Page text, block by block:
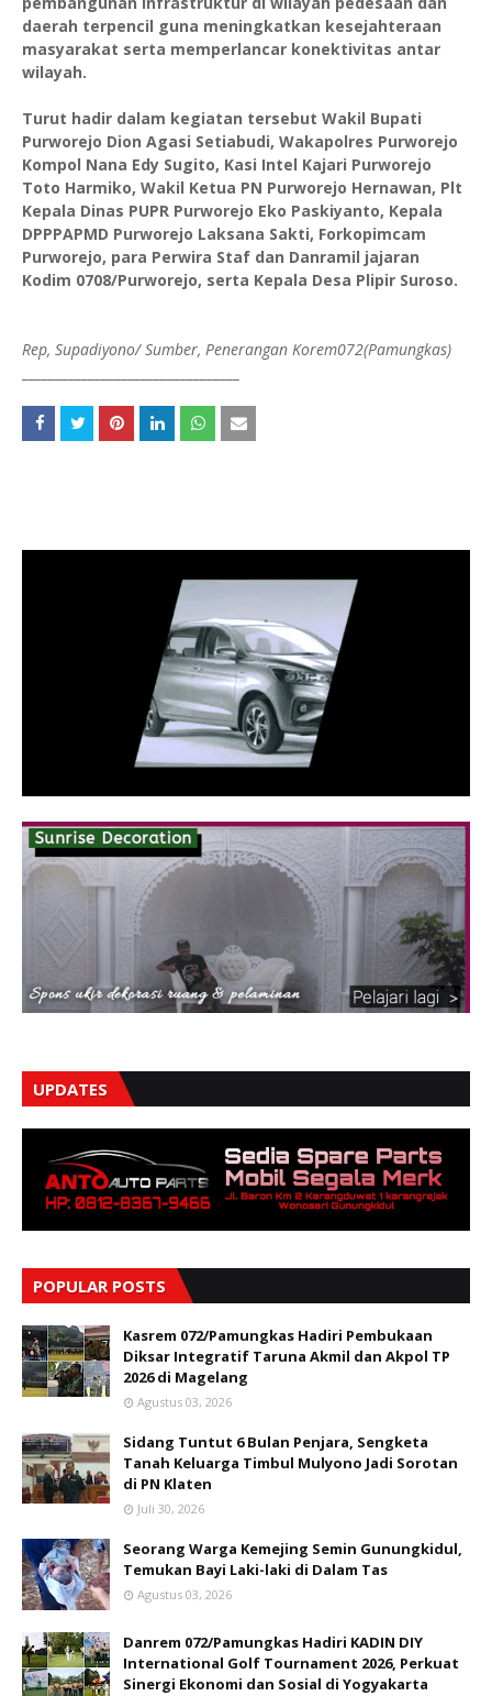
daerah terpencil guna meningkatkan kesejahteraan
masyarakat serta memperlancar konektivitas antar
wilayah.
Turut hadir dalam kegiatan tersebut Wakil Bupati
Purworejo Dion Agasi Setiabudi, Wakapolres Purworejo
Kompol Nana Edy Sugito, Kasi Intel Kajari Purworejo
Toto Harmiko, Wakil Ketua PN Purworejo Hernawan, Plt
Kepala Dinas PUPR Purworejo Eko Paskiyanto, Kepala
DPPPAPMD Purworejo Laksana Sakti, Forkopimcam
Purworejo, para Perwira Staf dan Danramil jajaran
Kodim 0708/Purworejo, serta Kepala Desa Plipir Suroso.
Rep, Supadiyono/ Sumber, Penerangan Korem072(Pamungkas)
UPDATES
POPULAR POSTS
Kasrem 072/Pamungkas Hadiri Pembukaan
Diksar Integratif Taruna Akmil dan Akpol TP
2026 di Magelang
Agustus 03, 2026
Sidang Tuntut 6 Bulan Penjara, Sengketa
Tanah Keluarga Timbul Mulyono Jadi Sorotan
di PN Klaten
Juli 30, 2026
Seorang Warga Kemejing Semin Gunungkidul,
Temukan Bayi Laki-laki di Dalam Tas
Agustus 03, 2026
Danrem 072/Pamungkas Hadiri KADIN DIY
International Golf Tournament 2026, Perkuat
Sinergi Ekonomi dan Sosial di Yogyakarta